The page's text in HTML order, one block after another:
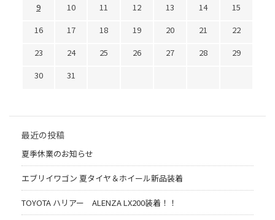
9
10 11 12 13 14
15
16
17 18 19 20 21
22
23
24 25 26 27 28
29
30
31
最近の投稿
夏季休業のお知らせ
エブリイワゴン 夏タイヤ＆ホイール新品装着
TOYOTA ハリアー ALENZA LX200装着！！